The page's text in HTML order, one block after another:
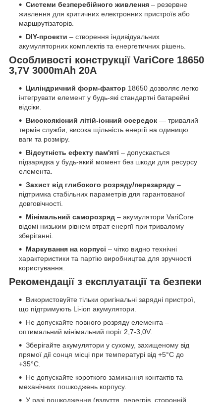
Системи безперебійного живлення – резервне
живлення для критичних електронних пристроїв або
маршрутізаторів.
DIY-проекти – створення індивідуальних
акумуляторних комплектів та енергетичних рішень.
Особливості конструкції VariCore 18650
3,7V 3000mAh 20A
Циліндричний форм-фактор 18650 дозволяє легко
інтегрувати елемент у будь-які стандартні батарейні
відсіки.
Високоякісний літій-іонний осередок — тривалий
термін служби, висока щільність енергії на одиницю
ваги та розміру.
Відсутність ефекту пам'яті – допускається
підзарядка у будь-який момент без шкоди для ресурсу
елемента.
Захист від глибокого розряду/перезаряду –
підтримка стабільних параметрів для гарантованої
довговічності.
Мінімальний саморозряд – акумулятори VariCore
відомі низьким рівнем втрат енергії при тривалому
зберіганні.
Маркування на корпусі – чітко видно технічні
характеристики та партію виробництва для зручності
користування.
Рекомендації з експлуатації та безпеки
Використовуйте тільки оригінальні зарядні пристрої,
що підтримують Li-ion акумулятори.
Не допускайте повного розряду елемента –
оптимальний мінімальний поріг 2,7-3,0V.
Зберігайте акумулятори у сухому, захищеному від
прямої дії сонця місці при температурі від +5°С до
+35°С.
Не допускайте короткого замикання контактів та
механічних пошкоджень корпусу.
У разі пошкодження (вздуття, перегрів, сторонній